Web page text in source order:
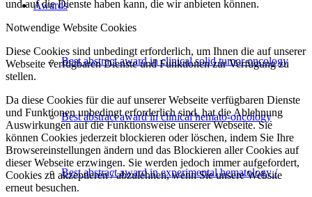
Awards
Best abstract award in clinical solid tumor oncology
Best abstract award in clinical hemato-oncology
Best abstract award in experimental hematology /
und auf die Dienste haben kann, die wir anbieten können.
Notwendige Website Cookies
Diese Cookies sind unbedingt erforderlich, um Ihnen die auf unserer
Webseite verfügbaren Dienste und Funktionen zur Verfügung zu
stellen.
Da diese Cookies für die auf unserer Webseite verfügbaren Dienste
und Funktionen unbedingt erforderlich sind, hat die Ablehnung
Auswirkungen auf die Funktionsweise unserer Webseite. Sie
können Cookies jederzeit blockieren oder löschen, indem Sie Ihre
Browsereinstellungen ändern und das Blockieren aller Cookies auf
dieser Webseite erzwingen. Sie werden jedoch immer aufgefordert,
Cookies zu akzeptieren / abzulehnen, wenn Sie unsere Website
erneut besuchen.